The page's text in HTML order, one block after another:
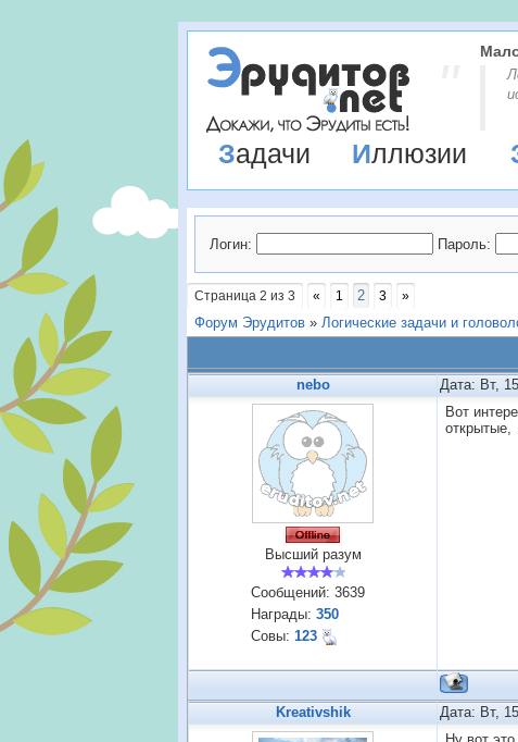
Задачи Иллюзии
Логин: Пароль:
Страница 2 из 3 « 1 2 3 »
Форум Эрудитов » Логические задачи и
nebo Дата: Вт,
Высший разум
Сообщений: 3639
Награды: 350
Совы: 123
Вот
открытые,
Kreativshik Дата: Вт,